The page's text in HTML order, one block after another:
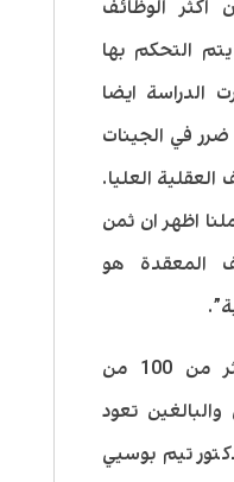
اكثر الوظائف
يتم التحكم بها
الدراسة ايضا
في الجينات
العليا.
اظهر ان ثمن
المعقدة هو
الباحثون اظهروا ان اكثر من 100 من
والبالغين تعود
تيم بوسيي